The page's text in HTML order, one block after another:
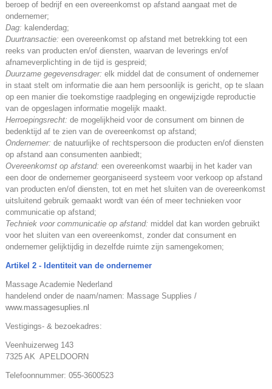
beroep of bedrijf en een overeenkomst op afstand aangaat met de
ondernemer;
Dag: kalenderdag;
Duurtransactie: een overeenkomst op afstand met betrekking tot een
reeks van producten en/of diensten, waarvan de leverings en/of
afnameverplichting in de tijd is gespreid;
Duurzame gegevensdrager: elk middel dat de consument of ondernemer
in staat stelt om informatie die aan hem persoonlijk is gericht, op te slaan
op een manier die toekomstige raadpleging en ongewijzigde reproductie
van de opgeslagen informatie mogelijk maakt.
Herroepingsrecht: de mogelijkheid voor de consument om binnen de
bedenktijd af te zien van de overeenkomst op afstand;
Ondernemer: de natuurlijke of rechtspersoon die producten en/of diensten
op afstand aan consumenten aanbiedt;
Overeenkomst op afstand: een overeenkomst waarbij in het kader van
een door de ondernemer georganiseerd systeem voor verkoop op afstand
van producten en/of diensten, tot en met het sluiten van de overeenkomst
uitsluitend gebruik gemaakt wordt van één of meer technieken voor
communicatie op afstand;
Techniek voor communicatie op afstand: middel dat kan worden gebruikt
voor het sluiten van een overeenkomst, zonder dat consument en
ondernemer gelijktijdig in dezelfde ruimte zijn samengekomen;
Artikel 2 - Identiteit van de ondernemer
Massage Academie Nederland
handelend onder de naam/namen: Massage Supplies /
www.massagesuplies.nl
Vestigings- & bezoekadres:
Veenhuizerweg 143
7325 AK APELDOORN
Telefoonnummer: 055-3600523